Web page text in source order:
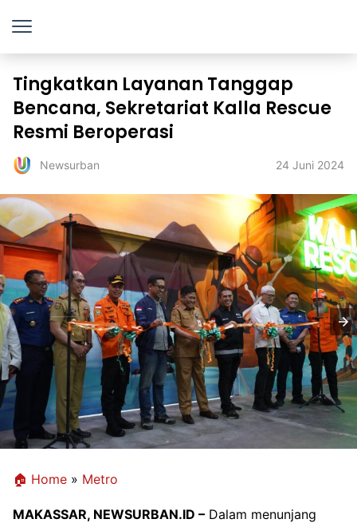
Tingkatkan Layanan Tanggap
Bencana, Sekretariat Kalla Rescue
Resmi Beroperasi
Newsurban 24 Juni 2024
🏠 Home » Metro
MAKASSAR, NEWSURBAN.ID – Dalam menunjang